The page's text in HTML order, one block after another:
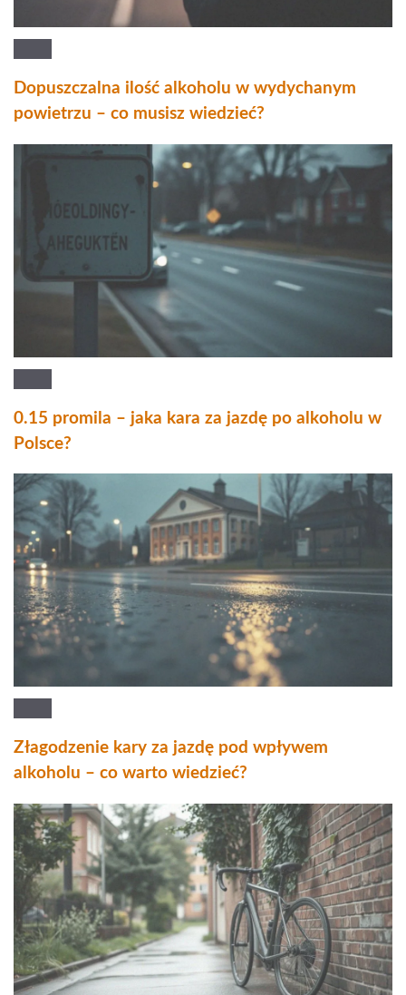
Dopuszczalna ilość alkoholu w wydychanym
powietrzu – co musisz wiedzieć?
0.15 promila – jaka kara za jazdę po alkoholu w
Polsce?
Złagodzenie kary za jazdę pod wpływem
alkoholu – co warto wiedzieć?